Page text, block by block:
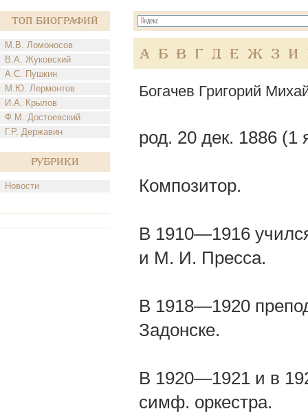
Топ Биографий
М.В. Ломоносов
В.А. Жуковский
А.С. Пушкин
М.Ю. Лермонтов
И.А. Крылов
Ф.М. Достоевский
Г.Р. Державин
Рубрики
Новости
А Б В Г Д Е Ж З И
Богачев Григорий
род. 20 дек. 1886
Композитор.
В 1910—1916
и М. И. Пресса.
В 1918—1920
Задонске.
В 1920—1921 и в
симф. оркестра.